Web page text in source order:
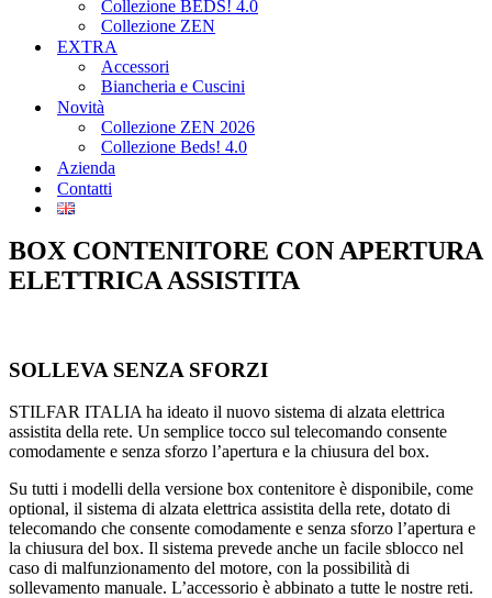
Collezione BEDS! 4.0
Collezione ZEN
EXTRA
Accessori
Biancheria e Cuscini
Novità
Collezione ZEN 2026
Collezione Beds! 4.0
Azienda
Contatti
BOX CONTENITORE CON APERTURA
ELETTRICA ASSISTITA
SOLLEVA SENZA SFORZI
STILFAR ITALIA ha ideato il nuovo sistema di alzata elettrica
assistita della rete. Un semplice tocco sul telecomando consente
comodamente e senza sforzo l’apertura e la chiusura del box.
Su tutti i modelli della versione box contenitore è disponibile, come
optional, il sistema di alzata elettrica assistita della rete, dotato di
telecomando che consente comodamente e senza sforzo l’apertura e
la chiusura del box. Il sistema prevede anche un facile sblocco nel
caso di malfunzionamento del motore, con la possibilità di
sollevamento manuale. L’accessorio è abbinato a tutte le nostre reti.